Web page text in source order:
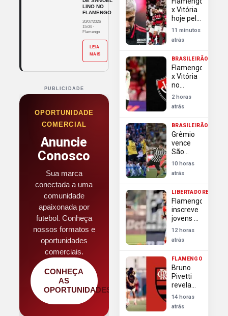
LINO NO
FLAMENGO
20/07/2026
15:04 ·
Flamengo
LEIA
MAIS
PUBLICIDADE
OPORTUNIDADE
COMERCIAL
Anuncie
Conosco
Sua marca
conectada a uma
comunidade
apaixonada por
futebol. Conheça
nossos formatos e
oportunidades
comerciais.
CONHEÇA
AS
OPORTUNIDADES
x Vitória
hoje pelo
Brasileirão:
horário,
escalações
transmissão
11 minutos
atrás
BRASILEIRÃO
Flamengo
x Vitória
no
Brasileirão:
desfalques,
escalações
assistir
2 horas
atrás
BRASILEIRÃO
Grêmio
vence
São
Paulo,
Botafogo
e
empatam
pela 22ª
rodada
do
Brasileirão
10 horas
atrás
LIBERTADORES
Flamengo
inscreve
jovens e
muda
lista para
oitavas
Libertadores
12 horas
atrás
FLAMENGO
Bruno
Pivetti
revela
desorganização
do
Flamengo
14 horas
atrás